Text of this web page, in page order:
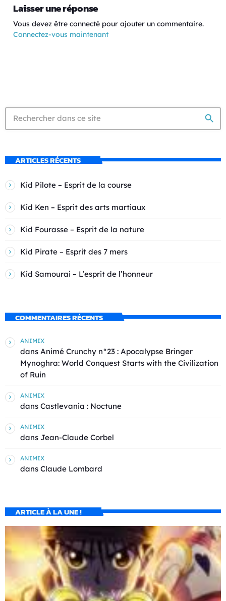
Laisser une réponse
Vous devez être connecté pour ajouter un commentaire.
Connectez-vous maintenant
search
ARTICLES RÉCENTS
Kid Pilote – Esprit de la course
Kid Ken – Esprit des arts martiaux
Kid Fourasse – Esprit de la nature
Kid Pirate – Esprit des 7 mers
Kid Samourai – L’esprit de l’honneur
COMMENTAIRES RÉCENTS
ANIMIX
dans Animé Crunchy n°23 : Apocalypse Bringer
Mynoghra: World Conquest Starts with the Civilization
of Ruin
ANIMIX
dans Castlevania : Noctune
ANIMIX
dans Jean-Claude Corbel
ANIMIX
dans Claude Lombard
ARTICLE À LA UNE !